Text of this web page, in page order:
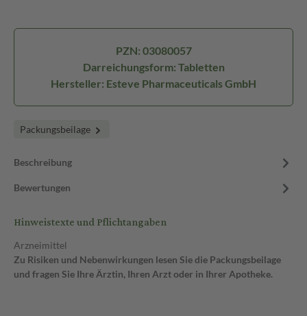
PZN: 03080057
Darreichungsform: Tabletten
Hersteller: Esteve Pharmaceuticals GmbH
Packungsbeilage
Beschreibung
Bewertungen
Hinweistexte und Pflichtangaben
Arzneimittel
Zu Risiken und Nebenwirkungen lesen Sie die Packungsbeilage
und fragen Sie Ihre Ärztin, Ihren Arzt oder in Ihrer Apotheke.